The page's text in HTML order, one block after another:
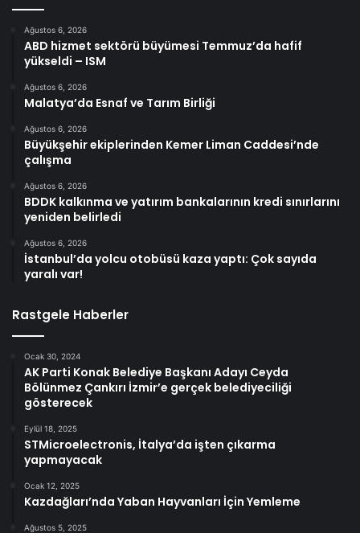
Ağustos 6, 2026
ABD hizmet sektörü büyümesi Temmuz’da hafif
yükseldi – ISM
Ağustos 6, 2026
Malatya’da Esnaf ve Tarım Birliği
Ağustos 6, 2026
Büyükşehir ekiplerinden Kemer Liman Caddesi’nde
çalışma
Ağustos 6, 2026
BDDK kalkınma ve yatırım bankalarının kredi sınırlarını
yeniden belirledi
Ağustos 6, 2026
İstanbul’da yolcu otobüsü kaza yaptı: Çok sayıda
yaralı var!
Rastgele Haberler
Ocak 30, 2024
AK Parti Konak Belediye Başkanı Adayı Ceyda
Bölünmez Çankırı İzmir’e gerçek belediyeciliği
gösterecek
Eylül 18, 2025
STMicroelectronis, İtalya’da işten çıkarma
yapmayacak
Ocak 12, 2025
Kazdağları’nda Yaban Hayvanları İçin Yemleme
Ağustos 5, 2025